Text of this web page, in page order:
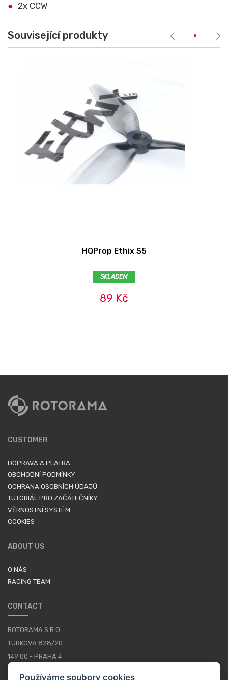
2x CCW
Související produkty •
HQProp Ethix S5
SKLADEM
89 Kč
CUSTOMER
DOPRAVA A PLATBA
OBCHODNÍ PODMÍNKY
OCHRANA OSOBNÍCH ÚDAJŮ
TUTORIÁL PRO ZAČÁTEČNÍKY
VĚRNOSTNÍ SYSTÉM
COOKIES
ABOUT US
O NÁS
RACING TEAM
CONTACT
ROTORAMA S.R.O.
TÜRKOVA 828/20
149 00 - PRAHA 4
Používáme soubory cookies